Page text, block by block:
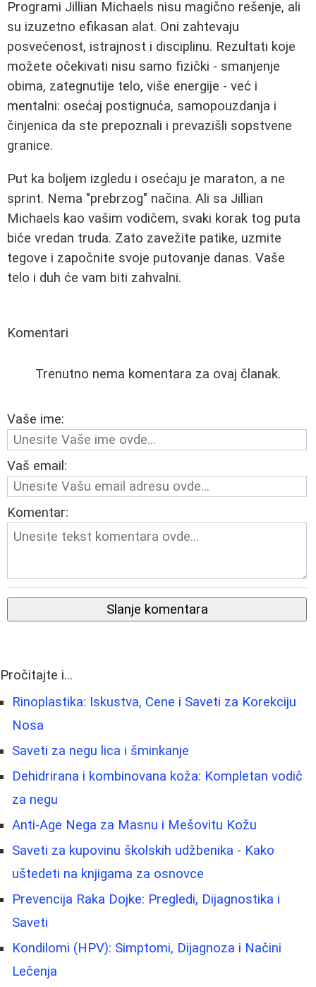
Programi Jillian Michaels nisu magično rešenje, ali
su izuzetno efikasan alat. Oni zahtevaju
posvećenost, istrajnost i disciplinu. Rezultati koje
možete očekivati nisu samo fizički - smanjenje
obima, zategnutije telo, više energije - već i
mentalni: osećaj postignuća, samopouzdanja i
činjenica da ste prepoznali i prevazišli sopstvene
granice.
Put ka boljem izgledu i osećaju je maraton, a ne
sprint. Nema "prebrzog" načina. Ali sa Jillian
Michaels kao vašim vodičem, svaki korak tog puta
biće vredan truda. Zato zavežite patike, uzmite
tegove i započnite svoje putovanje danas. Vaše
telo i duh će vam biti zahvalni.
Komentari
Trenutno nema komentara za ovaj članak.
Vaše ime:
Vaš email:
Komentar:
Slanje komentara
Pročitajte i...
Rinoplastika: Iskustva, Cene i Saveti za Korekciju
Nosa
Saveti za negu lica i šminkanje
Dehidrirana i kombinovana koža: Kompletan vodič
za negu
Anti-Age Nega za Masnu i Mešovitu Kožu
Saveti za kupovinu školskih udžbenika - Kako
uštedeti na knjigama za osnovce
Prevencija Raka Dojke: Pregledi, Dijagnostika i
Saveti
Kondilomi (HPV): Simptomi, Dijagnoza i Načini
Lečenja